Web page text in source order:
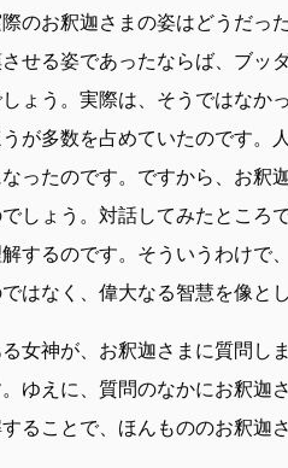
のお釈迦さまの姿はどうだっ
せる姿であったならば、ブッ
ょう。実際は、そうではなか
が多数を占めていたのです。
ったのです。ですから、お釈
しょう。対話してみたところ
するのです。そういうわけで
はなく、偉大なる智慧を像と
女神が、お釈迦さまに質問し
ゆえに、質問のなかにお釈迦
ることで、ほんもののお釈迦